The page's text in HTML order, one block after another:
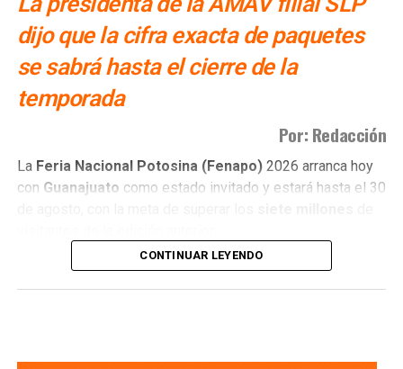
comercios contra billetes falsos
dijo que la cifra exacta de paquetes
se sabrá hasta el cierre de la
temporada
Por: Redacción
La Feria Nacional Potosina (Fenapo)2026 arranca hoy
con Guanajuato como estado invitado y estará hasta el 30
Daniela Alejandra Alonso Barrón, presidenta de la
Asociación Mexicana de Agencias de Viajes (AMAV)
CONTINUAR LEYENDO